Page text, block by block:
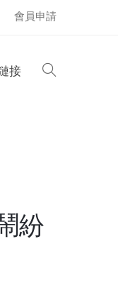
會員申請
接
紛